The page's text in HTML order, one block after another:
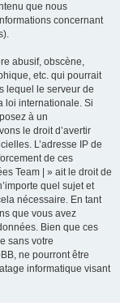
que nous
concernant
abusif, obscène,
etc. qui pourrait
lequel le serveur de
loi internationale. Si
à un
le droit d’avertir
L’adresse IP de
de ces
Team | » ait le droit de
quel sujet et
nécessaire. En tant
que vous avez
Bien que ces
sans votre
ne pourront être
informatique visant